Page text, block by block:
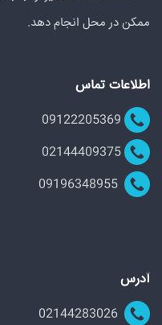
ممکن در محل انجام دهد.
اطلاعات تماس
آدرس